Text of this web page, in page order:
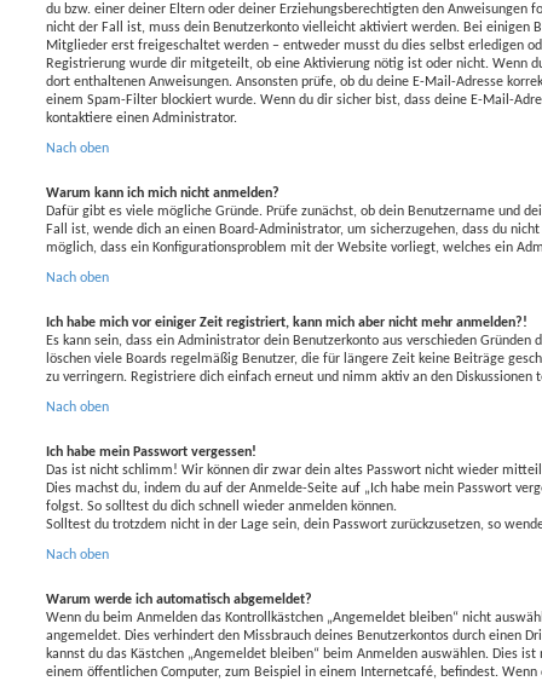
du bzw. einer deiner Eltern oder deiner Erziehungsberechtigten den Anweisungen
nicht der Fall ist, muss dein Benutzerkonto vielleicht aktiviert werden. Bei einigen
Mitglieder erst freigeschaltet werden – entweder musst du dies selbst erledigen
Registrierung wurde dir mitgeteilt, ob eine Aktivierung nötig ist oder nicht. Wenn
dort enthaltenen Anweisungen. Ansonsten prüfe, ob du deine E-Mail-Adresse
einem Spam-Filter blockiert wurde. Wenn du dir sicher bist, dass deine E-Mail-
kontaktiere einen Administrator.
Nach oben
Warum kann ich mich nicht anmelden?
Dafür gibt es viele mögliche Gründe. Prüfe zunächst, ob dein Benutzername und
Fall ist, wende dich an einen Board-Administrator, um sicherzugehen, dass du
möglich, dass ein Konfigurationsproblem mit der Website vorliegt, welches ein
Nach oben
Ich habe mich vor einiger Zeit registriert, kann mich aber nicht mehr anmelden?!
Es kann sein, dass ein Administrator dein Benutzerkonto aus verschieden
löschen viele Boards regelmäßig Benutzer, die für längere Zeit keine Beiträge
zu verringern. Registriere dich einfach erneut und nimm aktiv an den Diskussionen
Nach oben
Ich habe mein Passwort vergessen!
Das ist nicht schlimm! Wir können dir zwar dein altes Passwort nicht wieder
Dies machst du, indem du auf der Anmelde-Seite auf „Ich habe mein Passwort
folgst. So solltest du dich schnell wieder anmelden können.
Solltest du trotzdem nicht in der Lage sein, dein Passwort zurückzusetzen, so
Nach oben
Warum werde ich automatisch abgemeldet?
Wenn du beim Anmelden das Kontrollkästchen „Angemeldet bleiben“ nicht
angemeldet. Dies verhindert den Missbrauch deines Benutzerkontos durch einen
kannst du das Kästchen „Angemeldet bleiben“ beim Anmelden auswählen. Dies
einem öffentlichen Computer, zum Beispiel in einem Internetcafé, befindest.